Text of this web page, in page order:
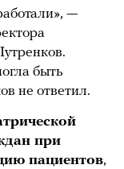
—
быть
не ответил.
при
пациентов,